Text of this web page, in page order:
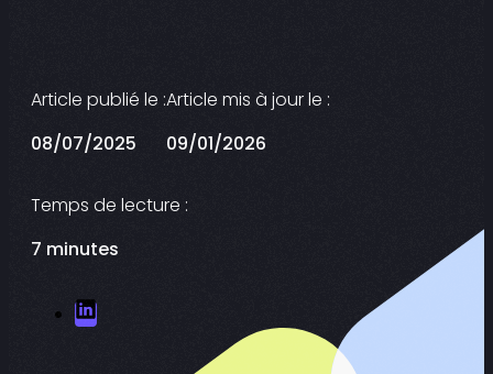
Article publié le :
08/07/2025
Article mis à jour le :
09/01/2026
Temps de lecture :
7 minutes